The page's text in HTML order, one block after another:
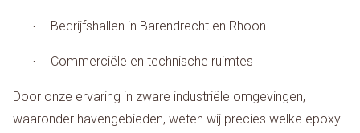
· Bedrijfshallen in Barendrecht en Rhoon
· Commerciële en technische ruimtes
Door onze ervaring in zware industriële omgevingen,
waaronder havengebieden, weten wij precies welke epoxy